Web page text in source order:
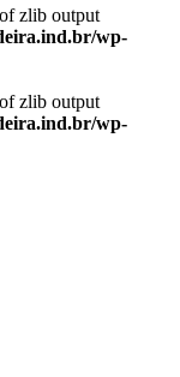
zlib output
wp-
zlib output
wp-